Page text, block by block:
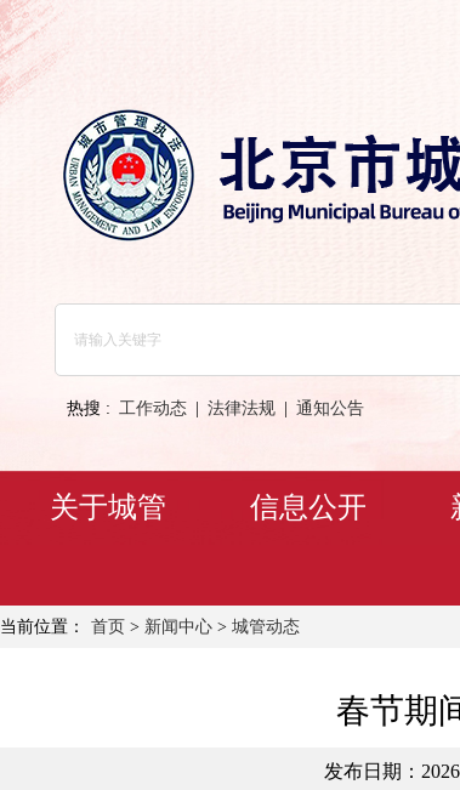
热搜 : 工作动态 法律法规 通知公告
关于城管 信息公开
当前位置： 首页 > 新闻中心 > 城管动态
春节期
发布日期：